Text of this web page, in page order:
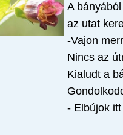
A
az utat
-Vajon
Nincs az
Kialudt a
- Elbújok